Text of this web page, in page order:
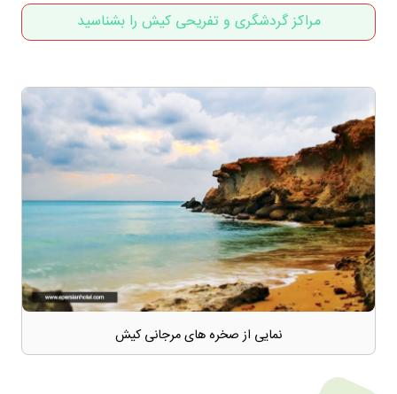
مراکز گردشگری و تفریحی کیش را بشناسید
نمایی از صخره های مرجانی کیش